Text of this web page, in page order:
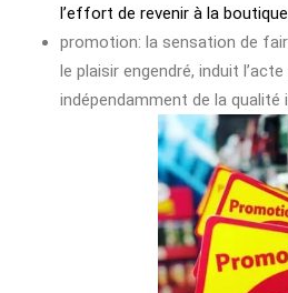
l’effort de revenir à la
promotion: la sensation de
le plaisir engendré, induit l’acte
indépendamment de la qualité